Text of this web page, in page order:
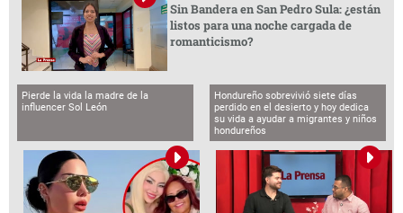
Sin Bandera en San Pedro Sula: ¿están
listos para una noche cargada de
romanticismo?
Pierde la vida la madre de la
influencer Sol León
Hondureño sobrevivió siete días
perdido en el desierto y hoy dedica
su vida a ayudar a migrantes y niños
hondureños